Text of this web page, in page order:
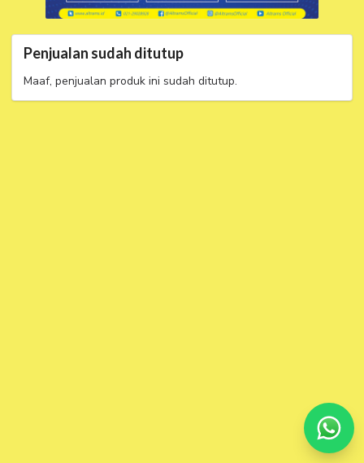
Penjualan sudah ditutup
Maaf, penjualan produk ini sudah ditutup.